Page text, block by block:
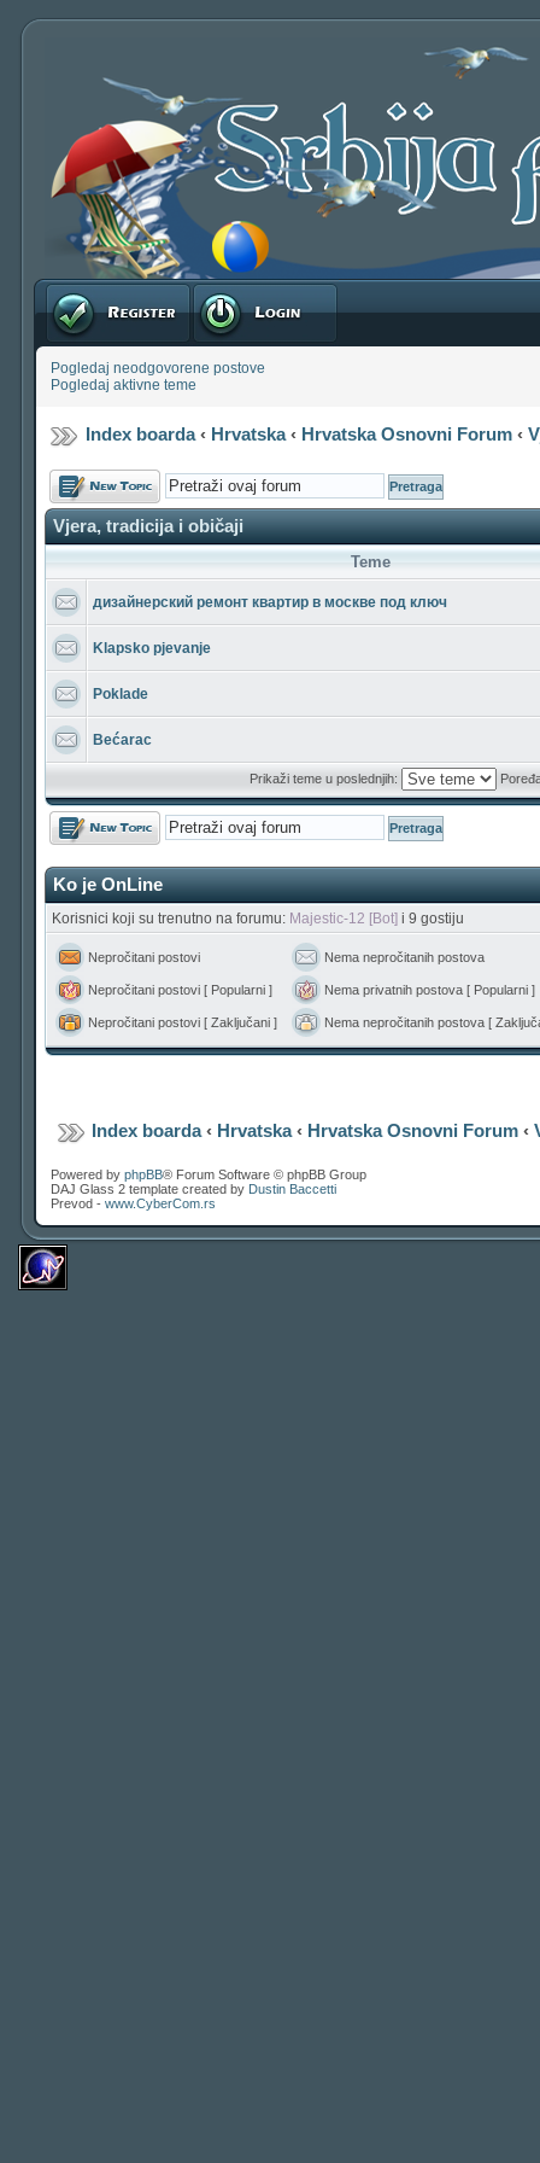
Registruj se Prijavite se
Pogledaj neodgovorene postove
Pogledaj aktivne teme
Index boarda‹ Hrvatska‹ Hrvatska Osnovni Forum‹
Počni novu temu
Vjera, tradicija i običaji
Teme
дизайнерский ремонт квартир в москве под ключ
Klapsko pjevanje
Poklade
Bećarac
Prikaži teme u poslednjih:
Počni novu temu
Ko je OnLine
Korisnici koji su trenutno na forumu: Majestic-12 [Bot] i 9 gostiju
Nepročitani postovi Nema nepročitanih postova
Nepročitani postovi [ Popularni ] Nema privatnih postova [ Popularni ]
Nepročitani postovi [ Zaključani ] Nema nepročitanih postova [
Index boarda‹ Hrvatska‹ Hrvatska Osnovni Forum ‹
Powered by phpBB® Forum Software © phpBB Group
DAJ Glass 2 template created by Dustin Baccetti
Prevod - www.CyberCom.rs